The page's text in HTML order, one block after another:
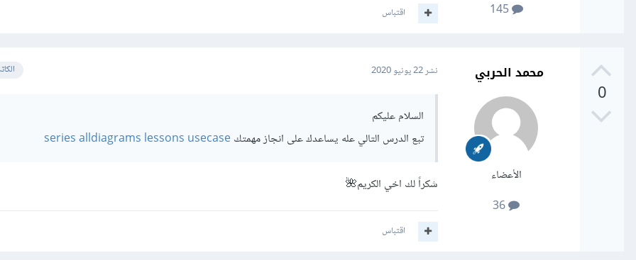
145
اقتباس
0
محمد الحربي
الأعضاء
نشر22 يونيو 2020
السلام عليكم
تبع الدرس التالي عله يساعدك على انجاز مهمتكseries alldiagrams lessons usecase
شكراً لك اخي الكريم🌺
اقتباس